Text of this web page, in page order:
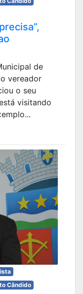
de
vereador
o seu
visitando
Cândido